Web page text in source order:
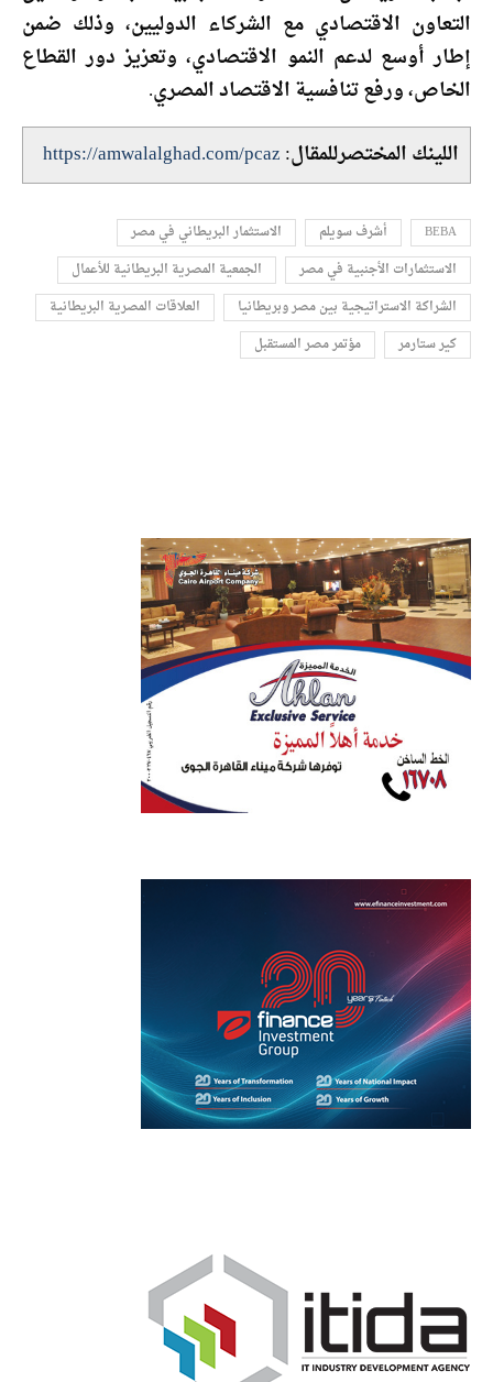
التعاون الاقتصادي مع الشركاء الدوليين، وذلك ضمن
إطار أوسع لدعم النمو الاقتصادي، وتعزيز دور القطاع
الخاص، ورفع تنافسية الاقتصاد المصري.
اللينك المختصرللمقال:https://amwalalghad.com/pcaz
BEBA أشرف سويلم
الاستثمار البريطاني في مصر
الاستثمارات الأجنبية في مصر
الجمعية المصرية البريطانية للأعمال
الشراكة الاستراتيجية بين مصر وبريطانيا
العلاقات المصرية البريطانية
كير ستارمر
مؤتمر مصر المستقبل